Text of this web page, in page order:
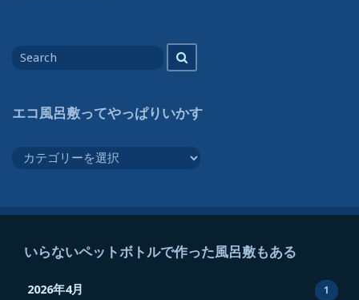
ペ
ボ
っ
for
エコ風呂敷ってやっぱりいかす
いらないペットボトルで作った風呂敷もある
2026年4月 1